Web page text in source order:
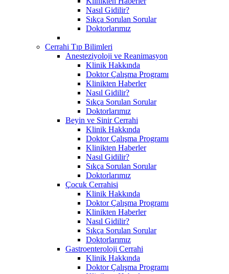
Nasıl Gidilir?
Sıkça Sorulan Sorular
Doktorlarımız
Cerrahi Tıp Bilimleri
Anesteziyoloji ve Reanimasyon
Klinik Hakkında
Doktor Çalışma Programı
Klinikten Haberler
Nasıl Gidilir?
Sıkça Sorulan Sorular
Doktorlarımız
Beyin ve Sinir Cerrahi
Klinik Hakkında
Doktor Çalışma Programı
Klinikten Haberler
Nasıl Gidilir?
Sıkça Sorulan Sorular
Doktorlarımız
Çocuk Cerrahisi
Klinik Hakkında
Doktor Çalışma Programı
Klinikten Haberler
Nasıl Gidilir?
Sıkça Sorulan Sorular
Doktorlarımız
Gastroenteroloji Cerrahi
Klinik Hakkında
Doktor Çalışma Programı